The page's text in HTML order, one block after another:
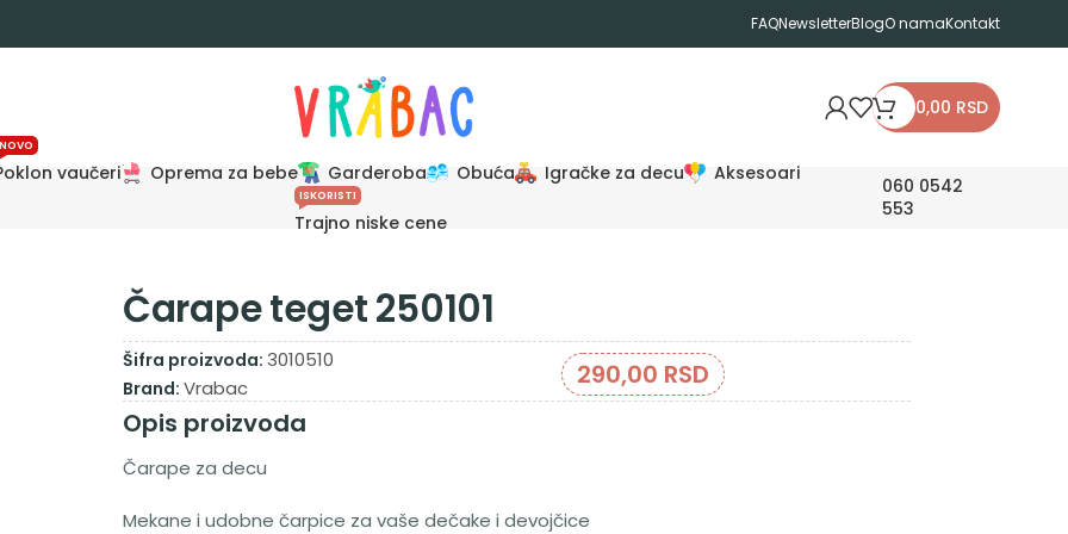
FAQNewsletterBlogO namaKontakt
0,00 RSD
vaučeri
NOVO
Oprema za bebe Garderoba Obuća Igračke za decu Aksesoari
Trajno niske cene
ISKORISTI
060 0542
553
Čarape teget 250101
Šifra proizvoda: 3010510
Brand: Vrabac 290,00 RSD
Opis proizvoda
Čarape za decu
Mekane i udobne čarpice za vaše dečake i devojčice